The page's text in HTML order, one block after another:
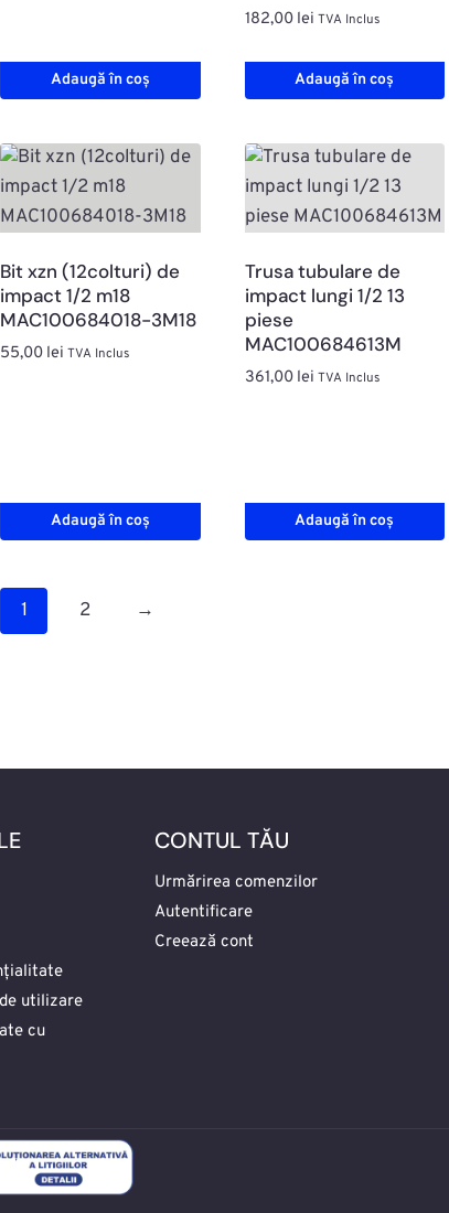
Adaugă în coș
182,00 lei TVA Inclus
Adaugă în coș
Bit xzn (12colturi) de
impact 1/2 m18
MAC100684018-3M18
55,00 lei TVA Inclus
Adaugă în coș
Trusa tubulare de
impact lungi 1/2 13
piese
MAC100684613M
361,00 lei TVA Inclus
Adaugă în coș
1 2 →
utilizare
cu
CONTUL TĂU
Urmărirea comenzilor
Autentificare
Creează cont